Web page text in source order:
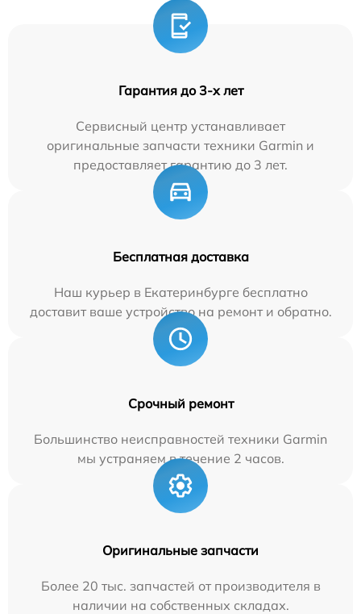
Гарантия до 3-х лет
Сервисный центр устанавливает
оригинальные запчасти техники Garmin и
предоставляет гарантию до 3 лет.
Бесплатная доставка
Наш курьер в Екатеринбурге бесплатно
доставит ваше устройство на ремонт и обратно.
Срочный ремонт
Большинство неисправностей техники Garmin
мы устраняем в течение 2 часов.
Оригинальные запчасти
Более 20 тыс. запчастей от производителя в
наличии на собственных складах.